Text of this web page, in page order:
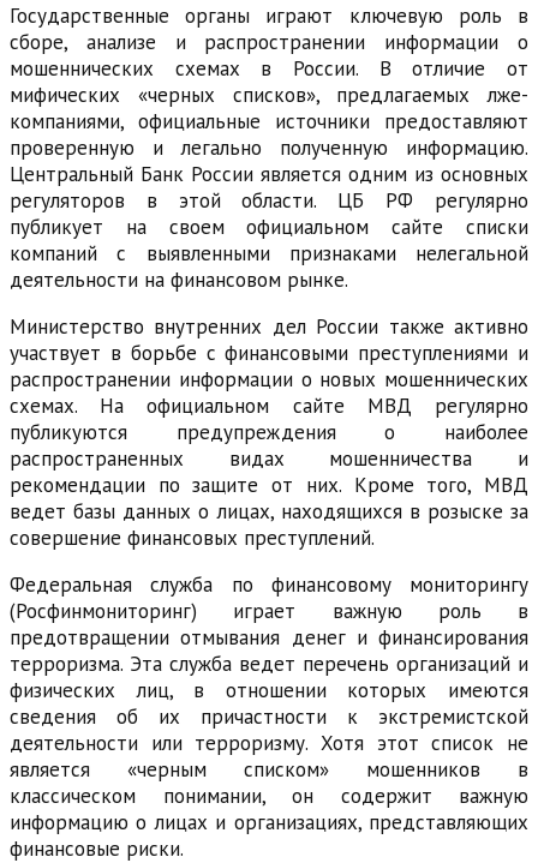
Государственные органы играют ключевую роль в
сборе, анализе и распространении информации о
мошеннических схемах в России. В отличие от
мифических «черных списков», предлагаемых лже-
компаниями, официальные источники предоставляют
проверенную и легально полученную информацию.
Центральный Банк России является одним из основных
регуляторов в этой области. ЦБ РФ регулярно
публикует на своем официальном сайте списки
компаний с выявленными признаками нелегальной
деятельности на финансовом рынке.
Министерство внутренних дел России также активно
участвует в борьбе с финансовыми преступлениями и
распространении информации о новых мошеннических
схемах. На официальном сайте МВД регулярно
публикуются предупреждения о наиболее
распространенных видах мошенничества и
рекомендации по защите от них. Кроме того, МВД
ведет базы данных о лицах, находящихся в розыске за
совершение финансовых преступлений.
Федеральная служба по финансовому мониторингу
(Росфинмониторинг) играет важную роль в
предотвращении отмывания денег и финансирования
терроризма. Эта служба ведет перечень организаций и
физических лиц, в отношении которых имеются
сведения об их причастности к экстремистской
деятельности или терроризму. Хотя этот список не
является «черным списком» мошенников в
классическом понимании, он содержит важную
информацию о лицах и организациях, представляющих
финансовые риски.